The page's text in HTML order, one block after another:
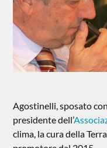
Agostinelli, sposato
presidente dell’
clima, la cura della